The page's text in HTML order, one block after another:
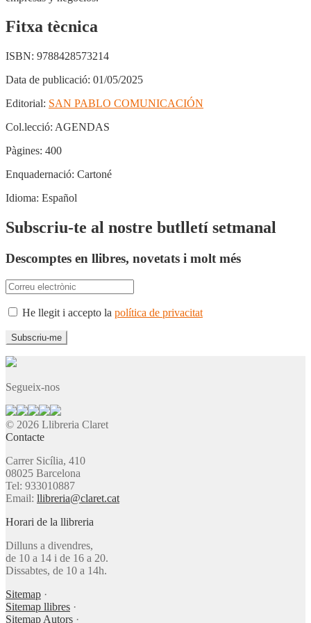
Fitxa tècnica
ISBN: 9788428573214
Data de publicació: 01/05/2025
Editorial: SAN PABLO COMUNICACIÓN
Col.lecció: AGENDAS
Pàgines: 400
Enquadernació: Cartoné
Idioma: Español
Subscriu-te al nostre butlletí setmanal
Descomptes en llibres, novetats i molt més
He llegit i accepto la política de privacitat
Segueix-nos
© 2026 Llibreria Claret
Contacte
Carrer Sicília, 410
08025 Barcelona
Tel: 933010887
Email: llibreria@claret.cat
Horari de la llibreria
Dilluns a divendres,
de 10 a 14 i de 16 a 20.
Dissabtes, de 10 a 14h.
Sitemap ·
Sitemap llibres ·
Sitemap Autors ·